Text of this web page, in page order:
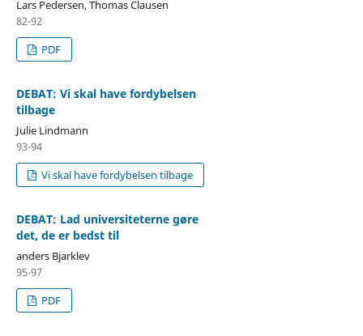
Lars Pedersen, Thomas Clausen
82-92
PDF
DEBAT: Vi skal have fordybelsen
tilbage
Julie Lindmann
93-94
Vi skal have fordybelsen tilbage
DEBAT: Lad universiteterne gøre
det, de er bedst til
anders Bjarklev
95-97
PDF